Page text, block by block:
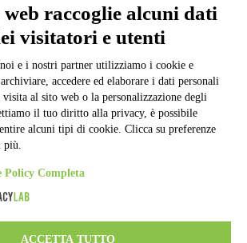
con il Pubblico
accessibilità
cookie
trasparente
285649volte
and powered by Gruppo Spaggiari
Publishing & New Social Media
web raccoglie alcuni dati
visitatori e utenti
e i nostri partner utilizziamo i cookie e
accedere ed elaborare i dati personali
visita al sito web o la personalizzazione degli
il tuo diritto alla privacy, è possibile
alcuni tipi di cookie. Clicca su preferenze
più.
Policy Completa
ACCETTA TUTTO